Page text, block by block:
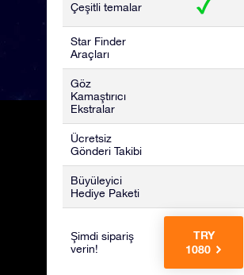
Çeşitli temalar
Star Finder
Araçları
Göz
Kamaştırıcı
Ekstralar
Ücretsiz
Gönderi Takibi
Büyüleyici
Hediye Paketi
Şimdi sipariş
verin!
TRY
1080